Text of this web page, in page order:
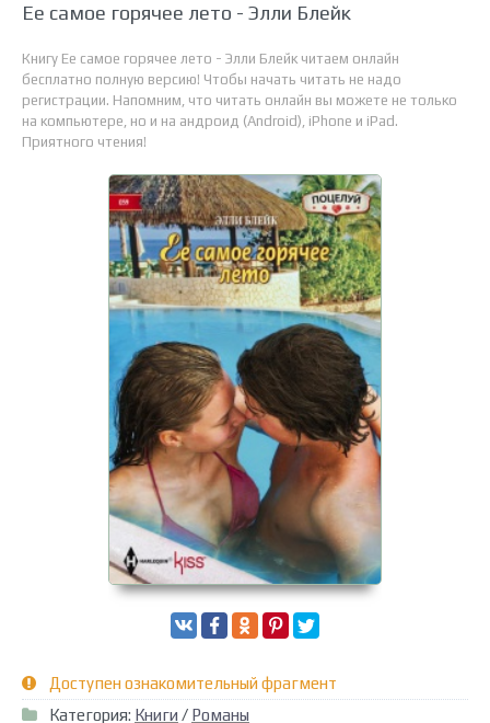
Ее самое горячее лето - Элли Блейк
Книгу Ее самое горячее лето - Элли Блейк читаем онлайн
бесплатно полную версию! Чтобы начать читать не надо
регистрации. Напомним, что читать онлайн вы можете не только
на компьютере, но и на андроид (Android), iPhone и iPad.
Приятного чтения!
Доступен ознакомительный фрагмент
Категория: Книги / Романы